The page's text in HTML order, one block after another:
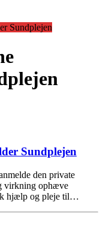
Sundplejen
Sundplejen
den private
virkning ophæve
hjælp og pleje til…